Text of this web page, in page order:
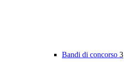
Bandi di concorso 3